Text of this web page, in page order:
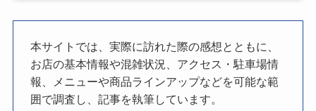
本サイトでは、実際に訪れた際の感想とともに、
お店の基本情報や混雑状況、アクセス・駐車場情
報、メニューや商品ラインアップなどを可能な範
囲で調査し、記事を執筆しています。